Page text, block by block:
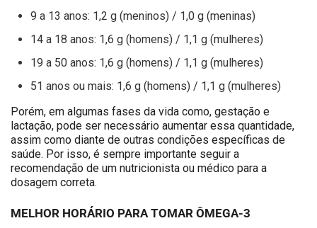
9 a 13 anos: 1,2 g (meninos) / 1,0 g (meninas)
14 a 18 anos: 1,6 g (homens) / 1,1 g (mulheres)
19 a 50 anos: 1,6 g (homens) / 1,1 g (mulheres)
51 anos ou mais: 1,6 g (homens) / 1,1 g (mulheres)
Porém, em algumas fases da vida como, gestação e
lactação, pode ser necessário aumentar essa quantidade,
assim como diante de outras condições específicas de
saúde. Por isso, é sempre importante seguir a
recomendação de um nutricionista ou médico para a
dosagem correta.
MELHOR HORÁRIO PARA TOMAR ÔMEGA-3